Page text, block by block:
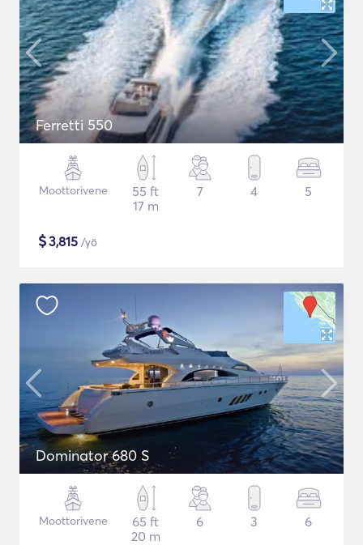
Ferretti 550
Moottorivene
55 ft
17 m
7 4 5
$3,815 /yö
Dominator 680 S
Moottorivene
65 ft
20 m
6 3 6